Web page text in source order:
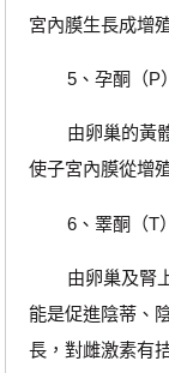
宮內膜生長成增
5、孕酮（P）
由卵巢的黃體
使子宮內膜從增
6、睪酮（T）
由卵巢及腎上
能是促進陰蒂、
長，對雌激素有